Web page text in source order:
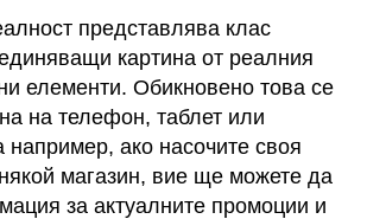
представлява клас
картина от реалния
елементи. Обикновено това се
на телефон, таблет или
например, ако насочите своя
магазин, вие ще можете да
за актуалните промоции и